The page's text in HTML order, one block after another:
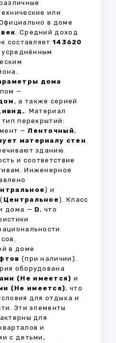
или
в доме
. Средний доход
составляет 143620
усреднённым
дома
—
, а также серией
. Материал
тип перекрытий:
—Ленточный,
материалу стен.
зданию
и соответствие
Инженерное
) и
Центральное). Класс
дома — D, что
в доме
(при наличии).
оборудована
(Не имеется) и
(Не имеется), что
для отдыха и
Эти элементы
для
и
с детьми,